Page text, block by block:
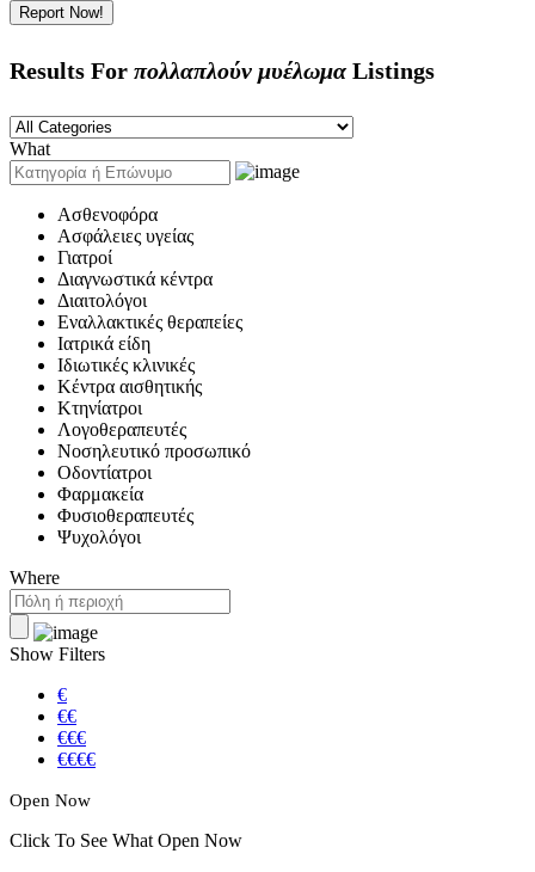
Report Now!
Results For πολλαπλούν μυέλωμαListings
What
Ασθενοφόρα
Ασφάλειες υγείας
Γιατροί
Διαγνωστικά κέντρα
Διαιτολόγοι
Εναλλακτικές θεραπείες
Ιατρικά είδη
Ιδιωτικές κλινικές
Κέντρα αισθητικής
Κτηνίατροι
Λογοθεραπευτές
Νοσηλευτικό προσωπικό
Οδοντίατροι
Φαρμακεία
Φυσιοθεραπευτές
Ψυχολόγοι
Where
Show Filters
€
€€
€€€
€€€€
Open Now
Click To See What Open Now